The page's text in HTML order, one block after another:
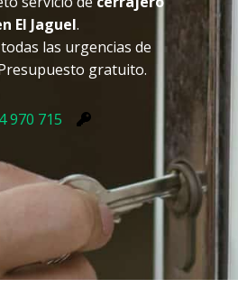
El Jaguel.
las urgencias de
gratuito.
970 715